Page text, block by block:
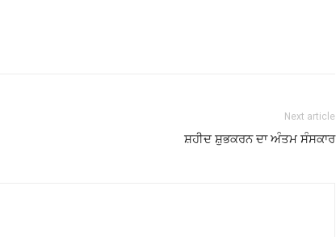
Next article
ਸ਼ਹੀਦ ਸ਼ੁਭਕਰਨ ਦਾ ਅੰਤਮ ਸੰਸਕਾਰ